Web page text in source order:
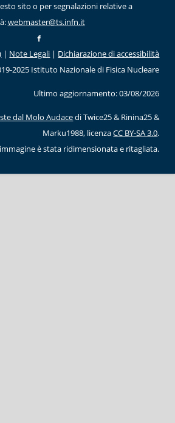
sito o per segnalazioni relative a
webmaster@ts.infn.it
| Note Legali | Dichiarazione di accessibilità
2025 Istituto Nazionale di Fisica Nucleare
Ultimo aggiornamento: 03/08/2026
dal Molo Audacedi Twice25 & Rinina25 &
Marku1988, licenzaCC BY-SA 3.0.
è stata ridimensionata e ritagliata.